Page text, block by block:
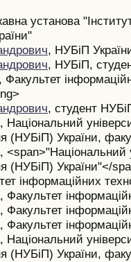
установа
, НУБіП
, НУБіП,
Факультет
, студент
, Національний
(НУБіП) України,
, <span>"Національний
(НУБіП) України"</
інформаційних
, Факультет
, Факультет
, Факультет
, Національний
(НУБіП) України,